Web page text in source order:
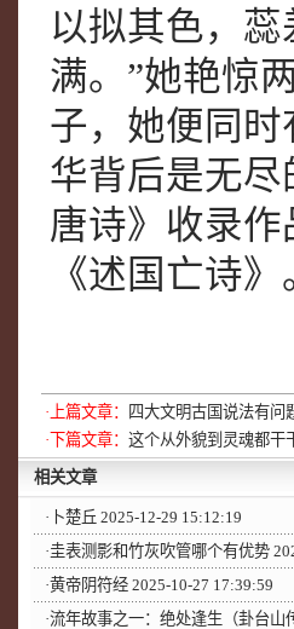
以拟其色，
满。”她艳惊
子，她便同
华背后是无
唐诗》收录
《述国亡诗》
·上篇文章：
四大文明古国说法有问
·下篇文章： 这个从外貌到灵魂都干
相关文章
· 卜楚丘 2025-12-29 15:12:19
·圭表测影和竹灰吹管哪个有优势
·黄帝阴符经2025-10-27 17:39:59
·流年故事之一：绝处逢生（卦台山